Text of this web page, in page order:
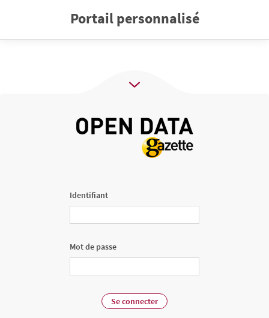
Portail personnalisé
Identifiant
Mot de passe